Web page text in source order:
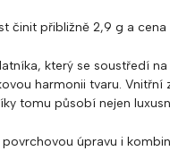
činit přibližně 2,9 g a cena
který se soustředí
harmonii tvaru. Vnitřní
tomu působí nejen
úpravu i